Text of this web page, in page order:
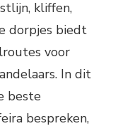
kliffen,
dorpjes biedt
voor
In dit
beste
bespreken,